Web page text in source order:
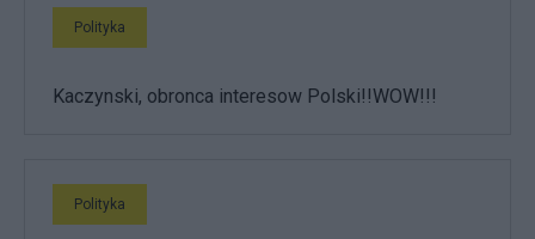
Polityka
Kaczynski, obronca interesow Polski!!WOW!!!
Polityka